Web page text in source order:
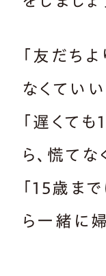
「友だち
なくていい
「遅くて
ら、慌てな
「15歳ま
ら一緒に